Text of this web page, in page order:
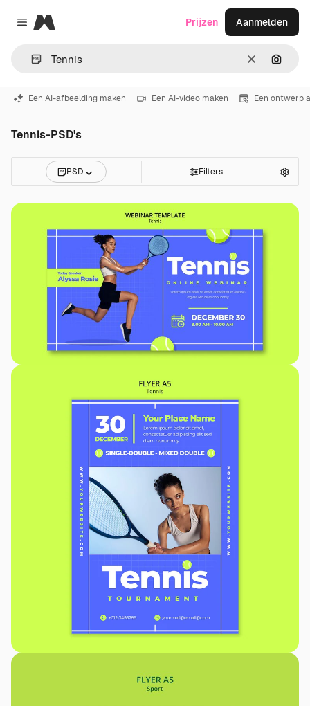
Close menu
Magnific
Wissen
Prijzen Aanmelden
Een AI-afbeelding maken Een AI-video maken Een ontwerp
Tennis-PSD's
PSD Filters